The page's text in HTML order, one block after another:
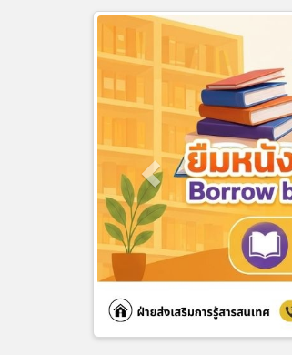
Previous